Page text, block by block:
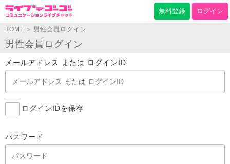
無料登録 ログイン
HOME > 男性会員ログイン
男性会員ログイン
メールアドレス または ログインID
ログインIDを保存
パスワード